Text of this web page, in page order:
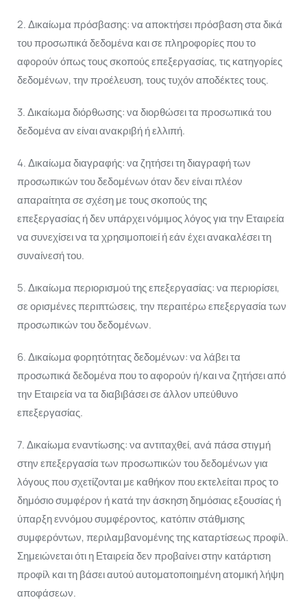
2. Δικαίωμα πρόσβασης: να αποκτήσει πρόσβαση στα δικά
του προσωπικά δεδομένα και σε πληροφορίες που το
αφορούν όπως τους σκοπούς επεξεργασίας, τις κατηγορίες
δεδομένων, την προέλευση, τους τυχόν αποδέκτες τους.
3. Δικαίωμα διόρθωσης: να διορθώσει τα προσωπικά του
δεδομένα αν είναι ανακριβή ή ελλιπή.
4. Δικαίωμα διαγραφής: να ζητήσει τη διαγραφή των
προσωπικών του δεδομένων όταν δεν είναι πλέον
απαραίτητα σε σχέση με τους σκοπούς της
επεξεργασίας ή δεν υπάρχει νόμιμος λόγος για την Εταιρεία
να συνεχίσει να τα χρησιμοποιεί ή εάν έχει ανακαλέσει τη
συναίνεσή του.
5. Δικαίωμα περιορισμού της επεξεργασίας: να περιορίσει,
σε ορισμένες περιπτώσεις, την περαιτέρω επεξεργασία των
προσωπικών του δεδομένων.
6. Δικαίωμα φορητότητας δεδομένων: να λάβει τα
προσωπικά δεδομένα που το αφορούν ή/και να ζητήσει από
την Εταιρεία να τα διαβιβάσει σε άλλον υπεύθυνο
επεξεργασίας.
7. Δικαίωμα εναντίωσης: να αντιταχθεί, ανά πάσα στιγμή
στην επεξεργασία των προσωπικών του δεδομένων για
λόγους που σχετίζονται με καθήκον που εκτελείται προς το
δημόσιο συμφέρον ή κατά την άσκηση δημόσιας εξουσίας ή
ύπαρξη εννόμου συμφέροντος, κατόπιν στάθμισης
συμφερόντων, περιλαμβανομένης της καταρτίσεως προφίλ.
Σημειώνεται ότι η Εταιρεία δεν προβαίνει στην κατάρτιση
προφίλ και τη βάσει αυτού αυτοματοποιημένη ατομική λήψη
αποφάσεων.